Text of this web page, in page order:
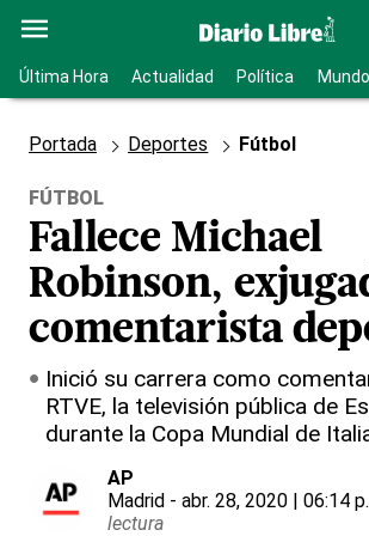
Última Hora Actualidad Política Mundo
Portada Deportes Fútbol
FÚTBOL
Fallece Michael
Robinson,
comentarista
Inició su carrera como
RTVE, la televisión pública de
durante la Copa Mundial de
AP
Madrid - abr. 28, 2020 | 06:14
lectura